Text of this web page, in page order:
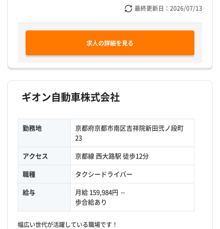
最終更新日： 2026/07/13
求人の詳細を見る
ギオン自動車株式会社
勤務地
京都府京都市南区吉祥院新田弐ノ段町
23
アクセス
京都線 西大路駅 徒歩12分
職種
タクシードライバー
給与
月給 159,984円 ～
歩合給あり
幅広い世代が活躍している職場です！